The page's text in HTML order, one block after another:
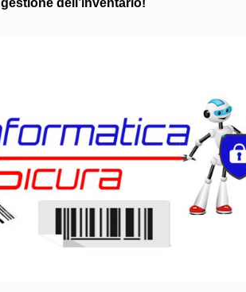
gestione dell’inventario!